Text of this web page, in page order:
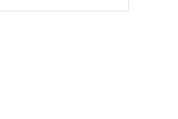
的转向胶套和球头